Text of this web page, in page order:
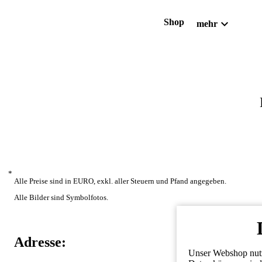
Unser Webshop
Shop mehrexpand_more
*
Alle Preise sind in EURO, exkl. aller Steuern und Pfand angegeben.
Alle Bilder sind Symbolfotos.
Adresse: